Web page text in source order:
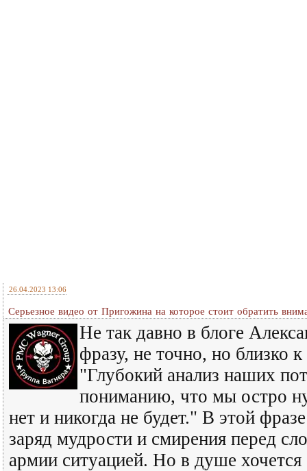
26.04.2023 13:06
Серьезное видео от Пригожина на которое стоит обратить
Не так давно в блоге
фразу, не точно, но близко
"Глубокий анализ наших
пониманию, что мы остро
нет и никогда не будет." В этой
заряд мудрости и смирения перед
армии ситуацией. Но в душе хочется